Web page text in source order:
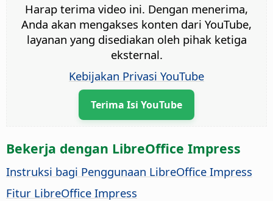
Harap terima video ini. Dengan menerima,
Anda akan mengakses konten dari YouTube,
layanan yang disediakan oleh pihak ketiga
eksternal.
Kebijakan Privasi YouTube
Terima Isi YouTube
Bekerja dengan LibreOffice Impress
Instruksi bagi Penggunaan LibreOffice Impress
Fitur LibreOffice Impress